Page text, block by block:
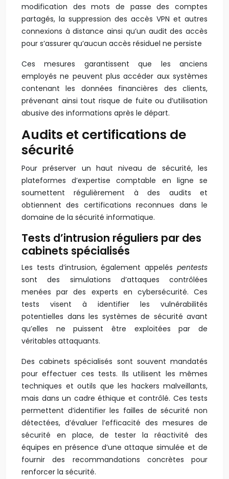
modification des mots de passe des comptes
partagés, la suppression des accès VPN et autres
connexions à distance ainsi qu’un audit des accès
pour s’assurer qu’aucun accès résiduel ne persiste
Ces mesures garantissent que les anciens
employés ne peuvent plus accéder aux systèmes
contenant les données financières des clients,
prévenant ainsi tout risque de fuite ou d’utilisation
abusive des informations après le départ.
Audits et certifications de
sécurité
Pour préserver un haut niveau de sécurité, les
plateformes d’expertise comptable en ligne se
soumettent régulièrement à des audits et
obtiennent des certifications reconnues dans le
domaine de la sécurité informatique.
Tests d’intrusion réguliers par des
cabinets spécialisés
Les tests d’intrusion, également appelés pentests
sont des simulations d’attaques contrôlées
menées par des experts en cybersécurité. Ces
tests visent à identifier les vulnérabilités
potentielles dans les systèmes de sécurité avant
qu’elles ne puissent être exploitées par de
véritables attaquants.
Des cabinets spécialisés sont souvent mandatés
pour effectuer ces tests. Ils utilisent les mêmes
techniques et outils que les hackers malveillants,
mais dans un cadre éthique et contrôlé. Ces tests
permettent d’identifier les failles de sécurité non
détectées, d’évaluer l’efficacité des mesures de
sécurité en place, de tester la réactivité des
équipes en présence d’une attaque simulée et de
fournir des recommandations concrètes pour
renforcer la sécurité.